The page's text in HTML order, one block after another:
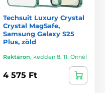
Techsuit Luxury Crystal
Crystal MagSafe,
Samsung Galaxy S25
Plus, zöld
Raktáron, kedden 8. 11. Önnél
4 575 Ft